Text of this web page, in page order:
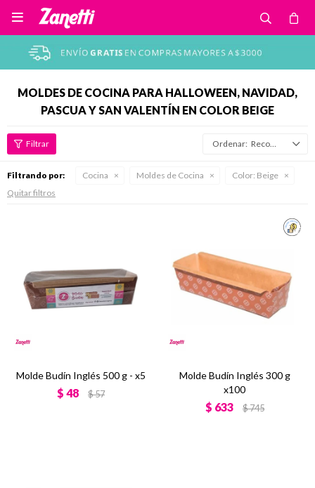

MOLDES DE COCINA PARA HALLOWEEN, NAVIDAD,
PASCUA Y SAN VALENTÍN EN COLOR BEIGE
Recomendados
Filtrando por: Cocina Moldes de Cocina Color: Beige
Quitar filtros
Molde Budín Inglés 500 g - x5
$ 48 $57
Molde Budín Inglés 300 g
x100
$ 633 $745